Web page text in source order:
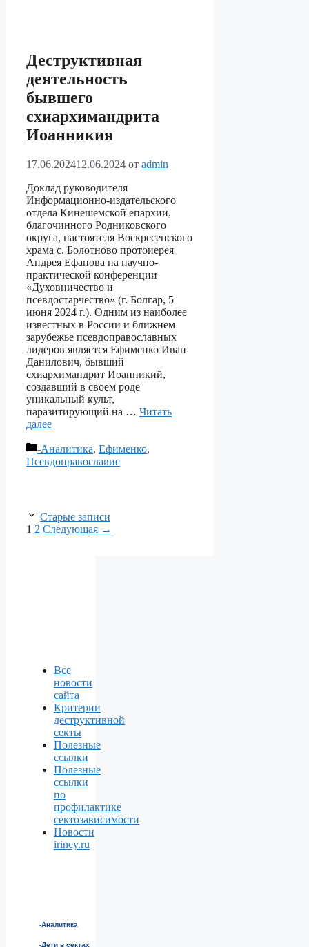
Деструктивная
деятельность
бывшего
схиархимандрита
Иоанникия
17.06.202412.06.2024 от admin
Доклад руководителя
Информационно-издательского
отдела Кинешемской епархии,
благочинного Родниковского
округа, настоятеля Воскресенского
храма с. Болотново протоиерея
Андрея Ефанова на научно-
практической конференции
«Духовничество и
псевдостарчество» (г. Болгар, 5
июня 2024 г.). Одним из наиболее
известных в России и ближнем
зарубежье псевдоправославных
лидеров является Ефименко Иван
Данилович, бывший
схиархимандрит Иоанникий,
создавший в своем роде
уникальный культ,
паразитирующий на … Читать
далее
Рубрики
-Аналитика, Ефименко,
Псевдоправославие
Старые записи
Страница
1 Страница
2 Следующая →
Все
новости
сайта
Критерии
деструктивной
секты
Полезные
ссылки
Полезные
ссылки
по
профилактике
сектозависимости
Новости
iriney.ru
-Аналитика
-Дети в сектах